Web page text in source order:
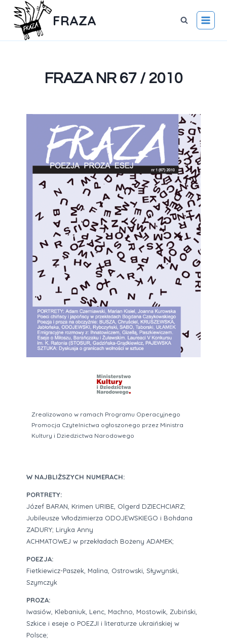
FRAZA
FRAZA NR 67 / 2010
Zrealizowano w ramach Programu Operacyjnego
Promocja Czytelnictwa ogłoszonego przez Ministra
Kultury i Dziedzictwa Narodowego
W NAJBLIŻSZYCH NUMERACH:
PORTRETY:
Józef BARAN, Krimen URIBE, Olgerd DZIECHCIARZ;
Jubileusze Włodzimierza ODOJEWSKIEGO i Bohdana
ZADURY; Liryka Anny
ACHMATOWEJ w przekładach Bożeny ADAMEK;
POEZJA:
Fietkiewicz-Paszek, Malina, Ostrowski, Sływynski,
Szymczyk
PROZA:
Iwasiów, Klebaniuk, Lenc, Machno, Mostowik, Zubiński,
Szkice i eseje o POEZJI i literaturze ukraińskiej w
Polsce;